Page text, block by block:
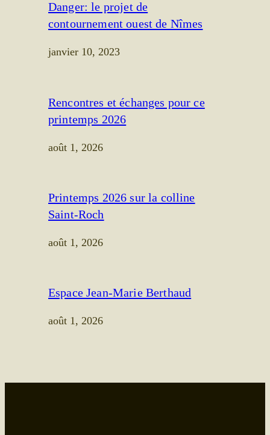
Danger: le projet de
contournement ouest de Nîmes
janvier 10, 2023
Rencontres et échanges pour ce
printemps 2026
août 1, 2026
Printemps 2026 sur la colline
Saint-Roch
août 1, 2026
Espace Jean-Marie Berthaud
août 1, 2026